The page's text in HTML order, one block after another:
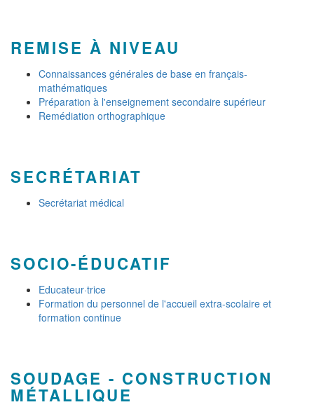
REMISE À NIVEAU
Connaissances générales de base en français-
mathématiques
Préparation à l'enseignement secondaire supérieur
Remédiation orthographique
SECRÉTARIAT
Secrétariat médical
SOCIO-ÉDUCATIF
Educateur·trice
Formation du personnel de l'accueil extra-scolaire et
formation continue
SOUDAGE - CONSTRUCTION
MÉTALLIQUE